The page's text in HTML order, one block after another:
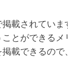
載されていま
とができる
載できるの